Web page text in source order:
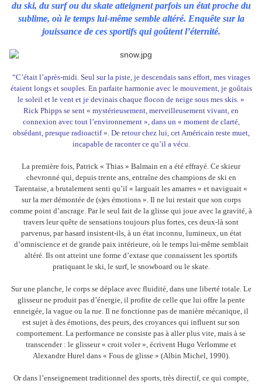
du ski, du surf ou du skate atteignent parfois un état proche du
sublime, où le temps lui-même semble altéré. Enquête sur la
jouissance de ces sportifs qui goûtent l’éternité.
“C’était l’après-midi. Seul sur la piste, je descendais sans effort, mes virages
étaient longs et souples. En parfaite harmonie avec le mouvement, je goûtais
le soleil et le vent et je devinais chaque flocon de neige sous mes skis. »
Rick Phipps se sent « mystérieusement, merveilleusement vivant, en
connexion avec tout l’environnement », dans un « moment de clarté,
obsédant, presque radioactif ». De retour chez lui, cet Américain reste muet,
incapable de raconter ce qu’il a vécu.
La première fois, Patrick « Thias » Balmain en a été effrayé. Ce skieur
chevronné qui, depuis trente ans, entraîne des champions de ski en
Tarentaise, a brutalement senti qu’il « larguait les amarres » et naviguait «
sur la mer démontée de (s)es émotions ». Il ne lui restait que son corps
comme point d’ancrage. Par le seul fait de la glisse qui joue avec la gravité, à
travers leur quête de sensations toujours plus fortes, ces deux-là sont
parvenus, par hasard insistent-ils, à un état inconnu, lumineux, un état
d’omniscience et de grande paix intérieure, où le temps lui-même semblait
altéré. Ils ont atteint une forme d’extase que connaissent les sportifs
pratiquant le ski, le surf, le snowboard ou le skate.
Sur une planche, le corps se déplace avec fluidité, dans une liberté totale. Le
glisseur ne produit pas d’énergie, il profite de celle que lui offre la pente
enneigée, la vague ou la rue. Il ne fonctionne pas de manière mécanique, il
est sujet à des émotions, des peurs, des croyances qui influent sur son
comportement. La performance ne consiste pas à aller plus vite, mais à se
transcender : le glisseur « croit voler », écrivent Hugo Verlomme et
Alexandre Hurel dans « Fous de glisse » (Albin Michel, 1990).
Or dans l’enseignement traditionnel des sports, très directif, ce qui compte,